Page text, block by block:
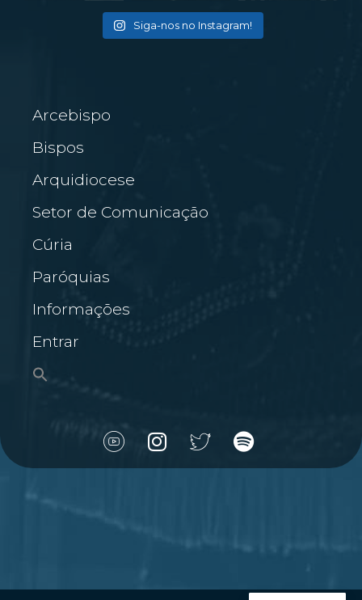
Siga-nos no Instagram!
Arcebispo
Bispos
Arquidiocese
Setor de Comunicação
Cúria
Paróquias
Informações
Entrar